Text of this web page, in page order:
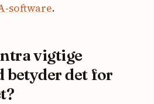
software.
vigtige
betyder det for